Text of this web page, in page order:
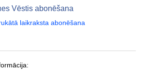
Vēstis abonēšana
laikraksta abonēšana